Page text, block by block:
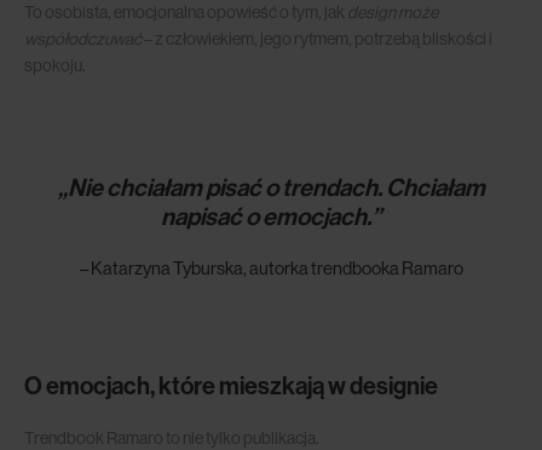
To osobista, emocjonalna opowieść o tym, jak design może
współodczuwać– z człowiekiem, jego rytmem, potrzebą bliskości i
spokoju.
„Nie chciałam pisać o trendach. Chciałam
napisać o emocjach.”
– Katarzyna Tyburska, autorka trendbooka Ramaro
O emocjach, które mieszkają w designie
Trendbook Ramaro to nie tylko publikacja.